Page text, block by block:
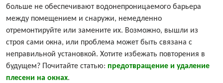
больше не обеспечивают водонепроницаемого барьера
между помещением и снаружи, немедленно
отремонтируйте или замените их. Возможно, вышли из
строя сами окна, или проблема может быть связана с
неправильной установкой. Хотите избежать повторения в
будущем? Почитайте статью: предотвращение и удаление
плесени на окнах.